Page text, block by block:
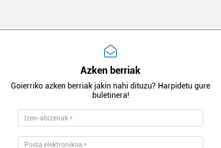
Azken berriak
Goierriko azken berriak jakin nahi dituzu? Harpidetu gure
buletinera!